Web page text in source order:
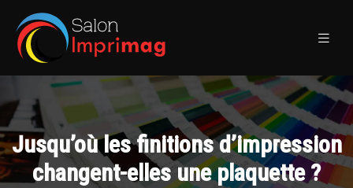
Jusqu’où les finitions d’impression
changent-elles une plaquette ?